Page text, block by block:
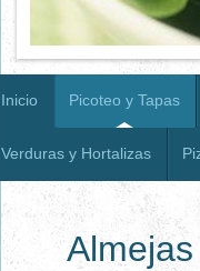
Inicio Picoteo y Tapas
Verduras y Hortalizas